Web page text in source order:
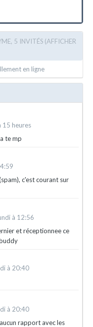
5 INVITÉS (AFFICHER
en ligne
15 heures
te mp
c'est courant sur
à 12:56
et réceptionnee ce
à 20:40
à 20:40
rapport avec les